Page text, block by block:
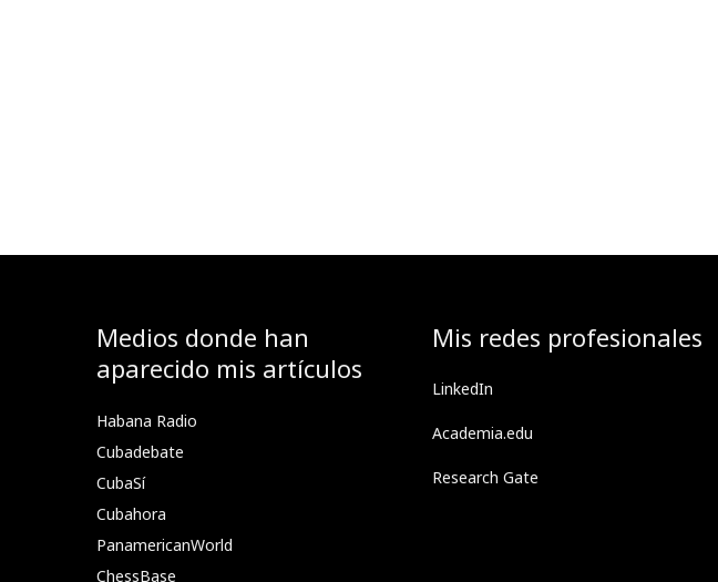
Medios donde han
aparecido mis artículos
Habana Radio
Cubadebate
CubaSí
Cubahora
PanamericanWorld
ChessBase
Mis redes profesionales
LinkedIn
Academia.edu
Research Gate